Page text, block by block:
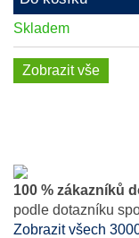
Skladem
Zobrazit vše
100 % zákazníků
podle dotazníku
Zobrazit všech